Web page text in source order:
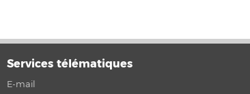
Services télématiques
E-mail